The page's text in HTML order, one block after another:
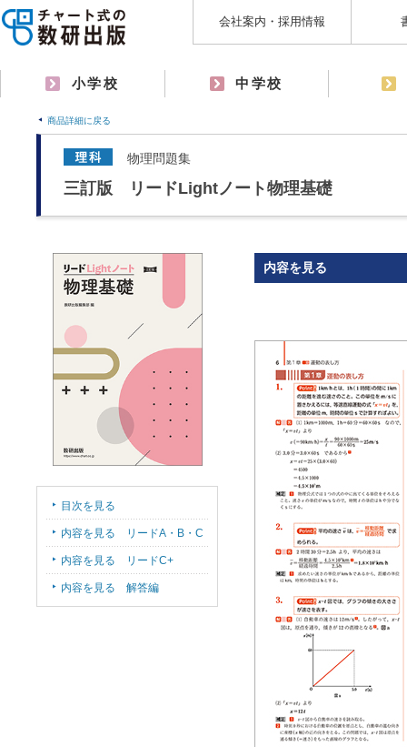
会社案内・採用情報
小学校 中学校
商品詳細に戻る
物理問題集
三訂版 リードLightノート物理基礎
内容を見る
目次を見る
内容を見る リードA・B・C
内容を見る リードC+
内容を見る 解答編